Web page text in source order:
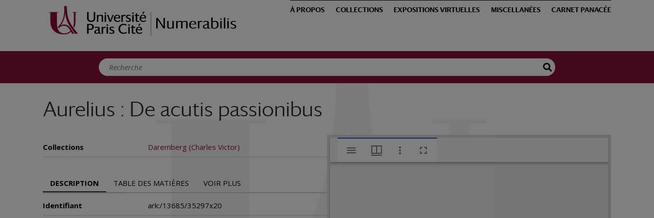
À PROPOS COLLECTIONS EXPOSITIONS VIRTUELLES MISCELLANÉES CARNET PANACÉE
Aurelius : De acutis passionibus
Collections Daremberg (Charles Victor)
DESCRIPTION TABLE DES MATIÈRES VOIR PLUS
Identifiant ark:/13685/35297x20
V
Aurelius : De acutis passionibus
Panneau de gestion des cookies